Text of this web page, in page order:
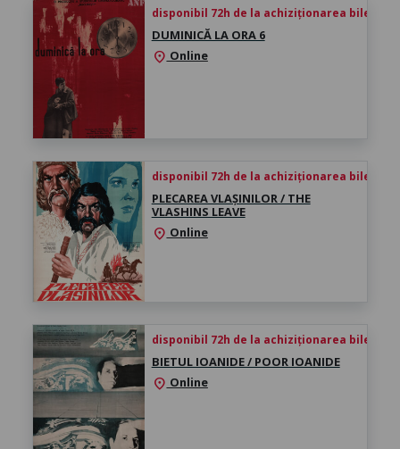
disponibil 72h de la achiziționarea biletului
DUMINICĂ LA ORA 6
location_on Online
disponibil 72h de la achiziționarea biletului
PLECAREA VLAȘINILOR / THE
VLASHINS LEAVE
location_on Online
disponibil 72h de la achiziționarea biletului
BIETUL IOANIDE / POOR IOANIDE
location_on Online